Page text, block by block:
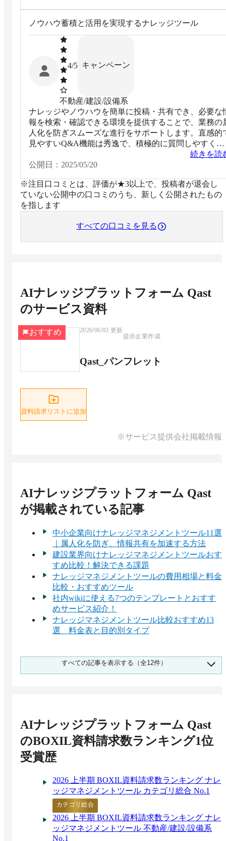
ノウハウ蓄積と活用を実現するナレッジツール
4/5 キャンペーン
不動産/建設/設備系
ナレッジやノウハウを簡単に投稿・共有でき、必要な
報を検索・確認できる環境を提供することで、業務の
人化を防ぎスムーズな進行をサポートします。直感的
見やすいQ&A機能は秀逸で、積極的に質問しやすく、
それに対する回答がナレッジとして蓄積されるだけで
く、質問を起点としたコミュニケーションの活性化に
続きを読
公開日： 2025/05/20
※注目口コミとは、評価が★3以上で、投稿者が退会し
ていない公開中の口コミのうち、新しく公開されたもの
を指します
すべての口コミを見る
AIナレッジプラットフォーム Qast
のサービス資料
おすすめ 2026/06/03 更新
提供企業作成
Qast_パンフレット
資料請求リストに追加
※サービス提供会社掲載情報
AIナレッジプラットフォーム Qast
が掲載されている記事
中小企業向けナレッジマネジメントツール11選
｜属人化を防ぎ、情報共有を加速する方法
建設業界向けナレッジマネジメントツールおす
すめ比較！解決できる課題
ナレッジマネジメントツールの費用相場と料金
比較・おすすめツール
社内wikiに使える7つのテンプレートとおすす
めサービス紹介！
ナレッジマネジメントツール比較おすすめ13
選 料金表と目的別タイプ
スマホ対応のナレッジマネジメントツールおす
すめ11選！専用アプリがあるサービスは？
製造業界向けナレッジマネジメントツールおす
すめ比較！解決できる課題
大企業向け「ナレッジマネジメントツール」お
すすめ11選！選定のポイントと導入のメリット
トツールと比較
ナレッジ共有とは？メリットとおすすめのツー
ルを紹介！
すべての記事を表示する（全12件）
AIナレッジプラットフォーム Qast
のBOXIL資料請求数ランキング1位
受賞歴
2026 上半期 BOXIL資料請求数ランキング ナレ
ッジマネジメントツール カテゴリ総合 No.1
カテゴリ総合
2026 上半期 BOXIL資料請求数ランキング ナレ
ッジマネジメントツール 不動産/建設/設備系
No.1